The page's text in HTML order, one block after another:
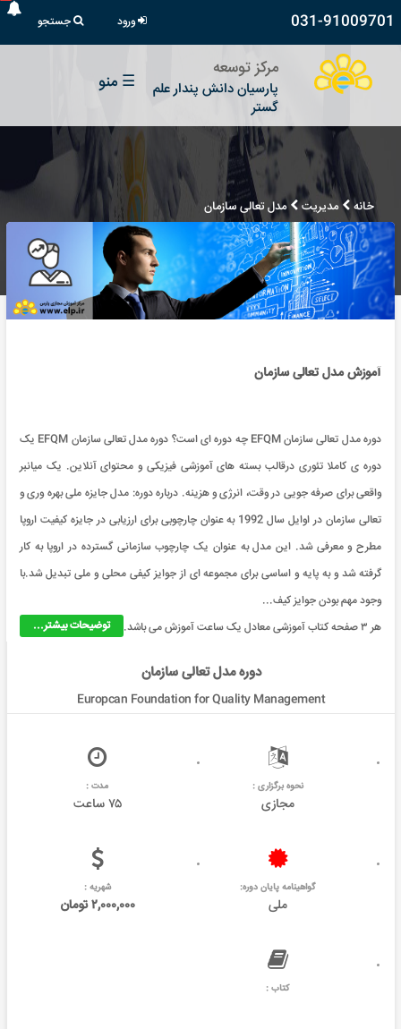
031-91009701 ورود جستجو
مرکز توسعه
پارسیان دانش پندار علم
گستر
☰ منو
خانه مدیریت مدل تعالی سازمان
آموزش مدل تعالی سازمان
دوره مدل تعالی سازمان EFQM چه دوره ای است؟ دوره مدل تعالی سازمان EFQM یک
دوره ی کاملا تئوری درقالب بسته های آموزشی فیزیکی و محتوای آنلاین. یک میانبر
واقعی برای صرفه جویی در وقت، انرژی و هزینه. درباره دوره: مدل جایزه ملی بهره وری و
تعالی سازمان در اوایل سال 1992 به عنوان چارچوبی برای ارزیابی در جایزه کیفیت اروپا
مطرح و معرفی شد. این مدل به عنوان یک چارچوب سازمانی گسترده در اروپا به کار
گرفته شد و به پایه و اساسی برای مجموعه ای از جوایز کیفی محلی و ملی تبدیل شد.با
وجود مهم بودن جوایز کیف...
توضیحات بیشتر...
هر ۳ صفحه کتاب آموزشی معادل یک ساعت آموزش می باشد.
دوره مدل تعالی سازمان
Europcan Foundation for Quality Management
نحوه برگزاری :
مجازی
مدت :
۷۵ ساعت
گواهینامه پایان دوره:
ملی
شهریه :
۲,۰۰۰,۰۰۰ تومان
کتاب :